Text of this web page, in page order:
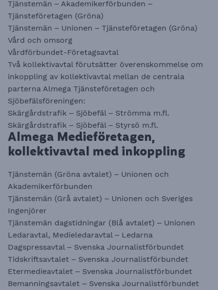
Tjänstemän – Akademikerförbunden –
Tjänsteföretagen (Gröna)
Tjänstemän – Unionen – Tjänsteföretagen (Gröna)
Vård och omsorg
Vårdförbundet-Företagsavtal
Två kollektivavtal förutsätter överenskommelse om
inkoppling av kollektivavtal mellan de centrala
parterna Almega Tjänsteföretagen och
Sjöbefälsföreningen:
Skärgårdstrafik – Sjöbefäl – Strömma m.fl.
Skärgårdstrafik – Sjöbefäl – Styrsö m.fl.
Almega Medieföretagen,
kollektivavtal med inkoppling
Tjänstemän (Gröna avtalet) – Unionen och
Akademikerförbunden
Tjänstemän (Grå avtalet) – Unionen och Sveriges
Ingenjörer
Tjänstemän dagstidningar (Blå avtalet) – Unionen
Ledaravtal, Medieledaravtal – Ledarna
Dagspressavtal – Svenska Journalistförbundet
Tidskriftsavtalet – Svenska Journalistförbundet
Etermedieavtalet – Svenska Journalistförbundet
Bemanningsavtalet – Svenska Journalistförbundet